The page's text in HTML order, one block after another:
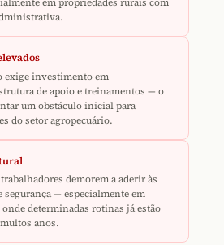
exige investimento em
de apoio e treinamentos — o
um obstáculo inicial para
do setor agropecuário.
demorem a aderir às
segurança — especialmente em
determinadas rotinas já estão
anos.